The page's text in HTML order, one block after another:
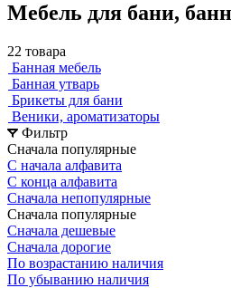
Мебель для бани,
22 товара
Банная мебель
Банная утварь
Брикеты для бани
Веники, ароматизаторы
Фильтр
Сначала популярные
С начала алфавита
С конца алфавита
Сначала непопулярные
Сначала популярные
Сначала дешевые
Сначала дорогие
По возрастанию наличия
По убыванию наличия